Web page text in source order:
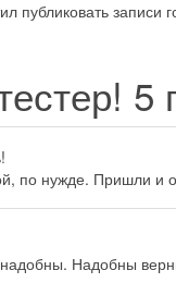
публиковать записи
5
по нужде. Пришли и
Надобны